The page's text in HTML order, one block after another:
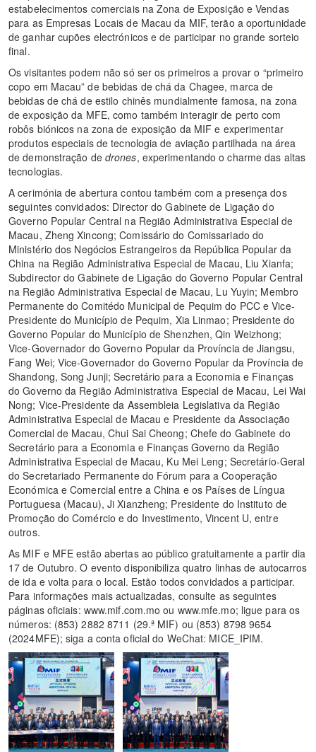
estabelecimentos comerciais na Zona de Exposição e Vendas
para as Empresas Locais de Macau da MIF, terão a oportunidade
de ganhar cupões electrónicos e de participar no grande sorteio
final.
Os visitantes podem não só ser os primeiros a provar o “primeiro
copo em Macau” de bebidas de chá da Chagee, marca de
bebidas de chá de estilo chinês mundialmente famosa, na zona
de exposição da MFE, como também interagir de perto com
robôs biónicos na zona de exposição da MIF e experimentar
produtos especiais de tecnologia de aviação partilhada na área
de demonstração de drones, experimentando o charme das altas
tecnologias.
A cerimónia de abertura contou também com a presença dos
seguintes convidados: Director do Gabinete de Ligação do
Governo Popular Central na Região Administrativa Especial de
Macau, Zheng Xincong; Comissário do Comissariado do
Ministério dos Negócios Estrangeiros da República Popular da
China na Região Administrativa Especial de Macau, Liu Xianfa;
Subdirector do Gabinete de Ligação do Governo Popular Central
na Região Administrativa Especial de Macau, Lu Yuyin; Membro
Permanente do Comitédo Municipal de Pequim do PCC e Vice-
Presidente do Município de Pequim, Xia Linmao; Presidente do
Governo Popular do Município de Shenzhen, Qin Weizhong;
Vice-Governador do Governo Popular da Província de Jiangsu,
Fang Wei; Vice-Governador do Governo Popular da Província de
Shandong, Song Junji; Secretário para a Economia e Finanças
do Governo da Região Administrativa Especial de Macau, Lei Wai
Nong; Vice-Presidente da Assembleia Legislativa da Região
Administrativa Especial de Macau e Presidente da Associação
Comercial de Macau, Chui Sai Cheong; Chefe do Gabinete do
Secretário para a Economia e Finanças Governo da Região
Administrativa Especial de Macau, Ku Mei Leng; Secretário-Geral
do Secretariado Permanente do Fórum para a Cooperação
Económica e Comercial entre a China e os Países de Língua
Portuguesa (Macau), Ji Xianzheng; Presidente do Instituto de
Promoção do Comércio e do Investimento, Vincent U, entre
outros.
As MIF e MFE estão abertas ao público gratuitamente a partir dia
17 de Outubro. O evento disponibiliza quatro linhas de autocarros
de ida e volta para o local. Estão todos convidados a participar.
Para informações mais actualizadas, consulte as seguintes
páginas oficiais: www.mif.com.mo ou www.mfe.mo; ligue para os
números: (853) 2882 8711 (29.ª MIF) ou (853) 8798 9654
(2024MFE); siga a conta oficial do WeChat: MICE_IPIM.